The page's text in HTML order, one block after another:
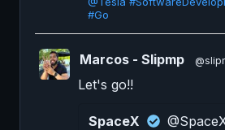
#Go
Marcos - Slipmp
Let's go!!
SpaceX